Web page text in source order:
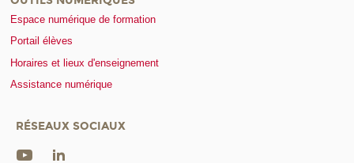
Espace numérique de formation
Portail élèves
Horaires et lieux d'enseignement
Assistance numérique
RÉSEAUX SOCIAUX